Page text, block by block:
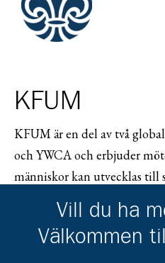
KFUM
KFUM är en del av två
och YWCA och erbjuder
människor kan utvecklas till
och når ca 70 miljoner
KFUM ca 150 föreningar
Vill du ha
Välkommen